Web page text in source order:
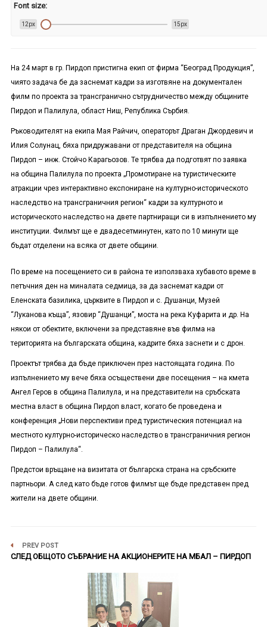
Font size:
12px 15px
На 24 март в гр. Пирдоп пристигна екип от фирма “Београд Продукция”,
чиято задача бе да заснемат кадри за изготвяне на документален
филм по проекта за трансгранично сътрудничество между общините
Пирдоп и Палилула, област Ниш, Република Сърбия.
Ръководителят на екипа Мая Райчич, операторът Драган Джордевич и
Илия Солунац, бяха придружавани от представителя на община
Пирдоп – инж. Стойчо Карагьозов. Те трябва да подготвят по заявка
на община Палилула по проекта „Промотиране на туристическите
атракции чрез интерактивно експониране на културно-историческото
наследство на трансграничния регион“ кадри за културното и
историческото наследство на двете партниращи си в изпълнението му
институции. Филмът ще е двадесетминутен, като по 10 минути ще
бъдат отделени на всяка от двете общини.
По време на посещението си в района те използваха хубавото време в
петъчния ден на миналата седмица, за да заснемат кадри от
Еленската базилика, църквите в Пирдоп и с. Душанци, Музей
“Луканова къща”, язовир “Душанци”, моста на река Куфарита и др. На
някои от обектите, включени за представяне във филма на
територията на българската община, кадрите бяха заснети и с дрон.
Проектът трябва да бъде приключен през настоящата година. По
изпълнението му вече бяха осъществени две посещения – на кмета
Ангел Геров в община Палилула, и на представители на сръбската
местна власт в община Пирдоп власт, когато бе проведена и
конференция „Нови перспективи пред туристическия потенциал на
местното културно-историческо наследство в трансграничния регион
Пирдоп – Палилула“.
Предстои връщане на визитата от българска страна на сръбските
партньори. А след като бъде готов филмът ще бъде представен пред
жители на двете общини.
PREV POST
СЛЕД ОБЩОТО СЪБРАНИЕ НА АКЦИОНЕРИТЕ НА МБАЛ – ПИРДОП